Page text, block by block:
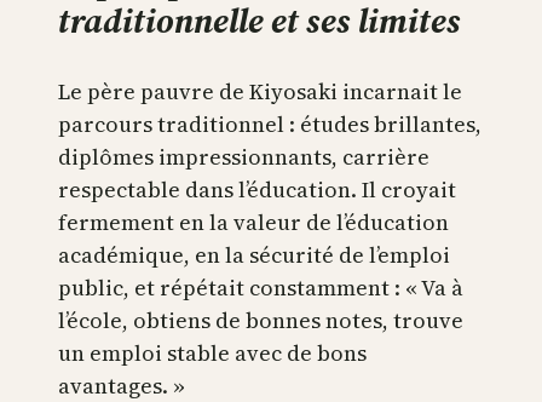
traditionnelle et ses limites
Le père pauvre de Kiyosaki incarnait le
parcours traditionnel : études brillantes,
diplômes impressionnants, carrière
respectable dans l’éducation. Il croyait
fermement en la valeur de l’éducation
académique, en la sécurité de l’emploi
public, et répétait constamment : « Va à
l’école, obtiens de bonnes notes, trouve
un emploi stable avec de bons
avantages. »